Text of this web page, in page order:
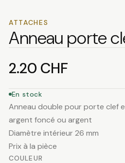
ATTACHES
Anneau porte
2.20 CHF
En stock
Anneau double pour porte clef
argent foncé ou argent
Diamètre intérieur 26 mm
Prix à la pièce
COULEUR